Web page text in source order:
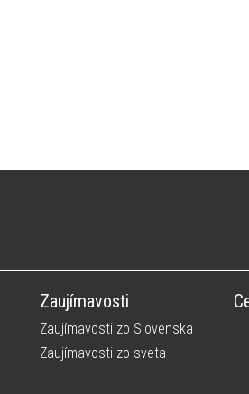
Zaujímavosti
Zaujímavosti zo Slovenska
Zaujímavosti zo sveta